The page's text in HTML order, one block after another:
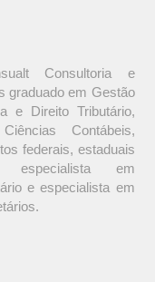
Consultoria e
graduado em Gestão
e Direito Tributário,
Contábeis,
federais, estaduais
especialista em
e especialista em